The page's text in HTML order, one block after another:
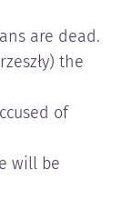
are dead.
the
of
will be